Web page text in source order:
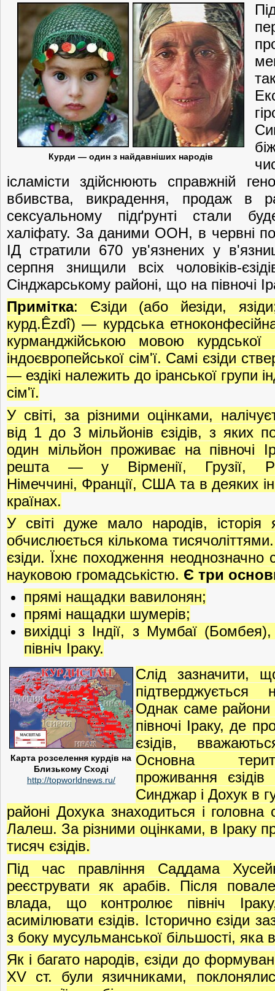
Курди — один з найдавніших народів
ісламісти здійснюють справжній
вбивства, викрадення, продаж в
сексуальному підґрунті стали
халіфату. За даними ООН, в червні
ІД стратили 670 ув'язнених у
серпня знищили всіх чоловіків-
Сінджарському районі, що на півночі
Примітка: Єзіди (або йезіди,
курд.Êzdî) — курдська
курманджійською мовою курдської
індоєвропейської сім'ї. Самі єзіди
— ездікі належить до іранської групи
сім'ї.
У світі, за різними оцінками,
від 1 до 3 мільйонів єзідів, з яких
один мільйон проживає на півночі
решта — у Вірменії, Грузії,
Німеччині, Франції, США та в деяких
країнах.
У світі дуже мало народів, історія
обчислюється кількома
єзіди. Їхнє походження неоднозначно
науковою громадськістю. Є три
прямі нащадки вавилонян;
прямі нащадки шумерів;
вихідці з Індії, з Мумбаї
північ Іраку.
Карта розселення курдів на
Близькому Сході
http://topworldnews.ru/
Слід зазначити,
підтверджується
Однак саме
півночі Іраку, де
єзідів,
Основна
проживання
Синджар і Дохук в
районі Дохука знаходиться і
Лалеш. За різними оцінками, в Іраку
тисяч єзідів.
Під час правління Саддама
реєструвати як арабів. Після
влада, що контролює північ
асимілювати єзідів. Історично єзіди
з боку мусульманської більшості, яка
Як і багато народів, єзіди до
ХV ст. були язичниками,